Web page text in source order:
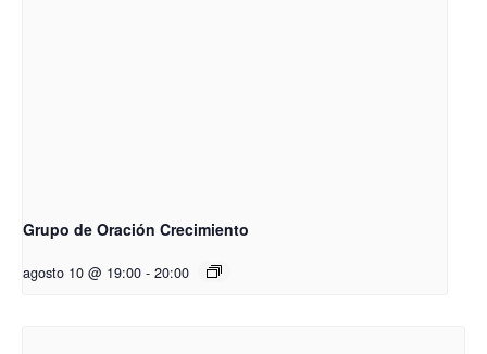
Grupo de Oración Crecimiento
agosto 10 @ 19:00 - 20:00